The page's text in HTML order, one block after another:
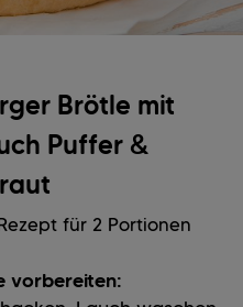
Brötle mit
Puffer &
für 2 Portionen
vorbereiten: